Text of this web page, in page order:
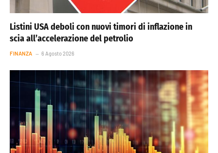
Listini USA deboli con nuovi timori di inflazione in
scia all’accelerazione del petrolio
FINANZA 6 Agosto 2026